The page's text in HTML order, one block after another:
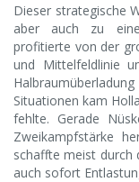
Dieser strategische
aber auch zu
profitierte von der
und Mittelfeldlinie
Situationen kam
fehlte. Gerade
Zweikampfstärke
schaffte meist durch
auch sofort